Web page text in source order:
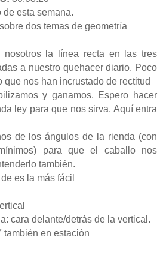
de esta semana.
dos temas de geometría
la línea recta en las tres
a nuestro quehacer diario. Poco
que nos han incrustado de rectitud
y ganamos. Espero hacer
ley para que nos sirva. Aquí entra
de los ángulos de la rienda (con
para que el caballo nos
también.
es la más fácil
cara delante/detrás de la vertical.
también en estación